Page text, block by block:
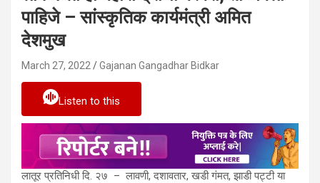
पाहिजे – सांस्कृतिक कार्यमंत्री अमित
देशमुख
March 27, 2022 Gajanan Gangadhar Bidkar
Listen to this
लातूर प्रतिनिधी दि. २७ – लावणी, दशावतार, खडी गंमत, झाडी पट्टी या